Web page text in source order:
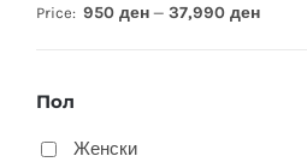
Price: 950 ден — 37,990 ден
Пол
Женски